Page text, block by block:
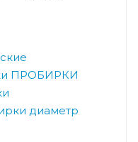
ПРОБИРКИ
диаметр